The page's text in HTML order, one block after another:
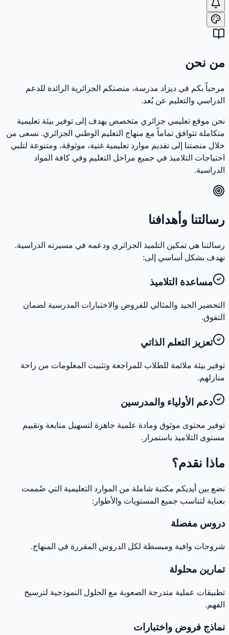
من نحن
مرحباً بكم في ديزاد مدرسة، منصتكم الجزائرية الرائدة للدعم
الدراسي والتعليم عن بُعد.
نحن موقع تعليمي جزائري متخصص يهدف إلى توفير بيئة تعليمية
متكاملة تتوافق تماماً مع منهاج التعليم الوطني الجزائري. نسعى من
خلال منصتنا إلى تقديم موارد تعليمية غنية، موثوقة، ومتنوعة لتلبي
احتياجات التلاميذ في جميع مراحل التعليم وفي كافة المواد
الدراسية.
رسالتنا وأهدافنا
رسالتنا هي تمكين التلميذ الجزائري ودعمه في مسيرته الدراسية.
نهدف بشكل أساسي إلى:
مساعدة التلاميذ
التحضير الجيد والمثالي للفروض والاختبارات المدرسية لضمان
التفوق.
تعزيز التعلم الذاتي
توفير بيئة ملائمة للطلاب للمراجعة وتثبيت المعلومات من راحة
منازلهم.
دعم الأولياء والمدرسين
توفير محتوى موثوق ومادة علمية جاهزة لتسهيل متابعة وتقييم
مستوى التلاميذ باستمرار.
ماذا نقدم؟
نضع بين أيديكم مكتبة شاملة من الموارد التعليمية التي صُممت
بعناية لتناسب جميع المستويات والأطوار:
دروس مفصلة
شروحات وافية ومبسطة لكل الدروس المقررة في المنهاج.
تمارين محلولة
تطبيقات عملية متدرجة الصعوبة مع الحلول النموذجية لترسيخ
الفهم.
نماذج فروض واختبارات